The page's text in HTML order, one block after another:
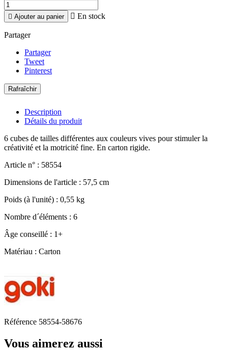
 Ajouter au panier  En stock
Partager
Partager
Tweet
Pinterest
Description
Détails du produit
6 cubes de tailles différentes aux couleurs vives pour stimuler la
créativité et la motricité fine. En carton rigide.
Article n° : 58554
Dimensions de l'article : 57,5 cm
Poids (à l'unité) : 0,55 kg
Nombre d´éléments : 6
Âge conseillé : 1+
Matériau : Carton
Référence 58554-58676
Vous aimerez aussi